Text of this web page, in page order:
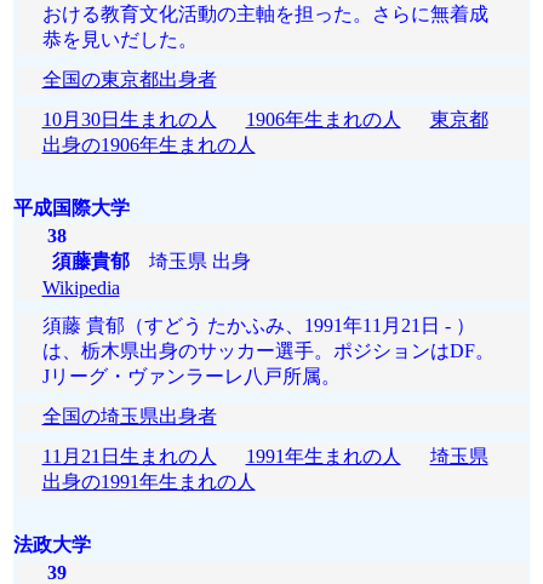
おける教育文化活動の主軸を担った。さらに無着成
恭を見いだした。
全国の東京都出身者
10月30日生まれの人
1906年生まれの人
東京都
出身の1906年生まれの人
平成国際大学
38
須藤貴郁埼玉県 出身
Wikipedia
須藤 貴郁（すどう たかふみ、1991年11月21日 - ）
は、栃木県出身のサッカー選手。ポジションはDF。
Jリーグ・ヴァンラーレ八戸所属。
全国の埼玉県出身者
11月21日生まれの人
1991年生まれの人
埼玉県
出身の1991年生まれの人
法政大学
39